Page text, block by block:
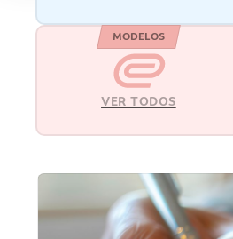
MODELOS
VER TODOS